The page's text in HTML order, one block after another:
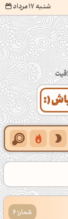
شنبه 17 مرداد
شمار: 6